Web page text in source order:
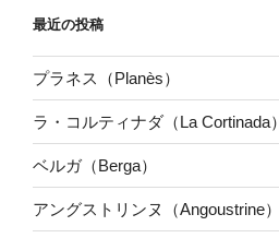
最近の投稿
プラネス（Planès）
ラ・コルティナダ（La Cortinada）
ベルガ（Berga）
アングストリンヌ（Angoustrine）